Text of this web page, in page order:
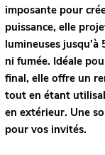
imposante pour
puissance, elle
lumineuses
ni fumée. Idéale
final, elle offre un
tout en étant
en extérieur. Une
pour vos invités.